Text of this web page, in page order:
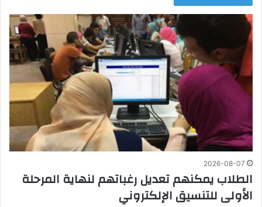
2026-08-07
الطلاب يمكنهم تعديل رغباتهم لنهاية المرحلة
الأولى للتنسيق الإلكتروني